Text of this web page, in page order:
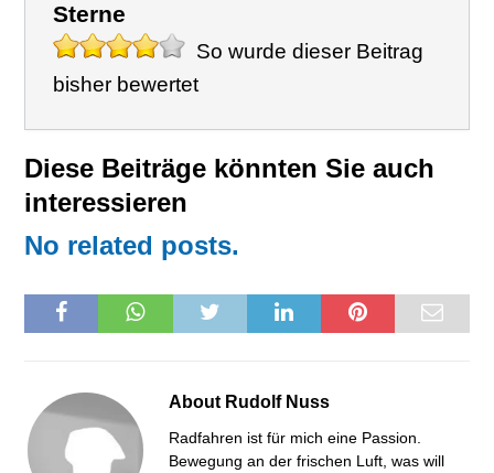
Sterne
So wurde dieser Beitrag
bisher bewertet
Diese Beiträge könnten Sie auch
interessieren
No related posts.
About Rudolf Nuss
Radfahren ist für mich eine Passion.
Bewegung an der frischen Luft, was will